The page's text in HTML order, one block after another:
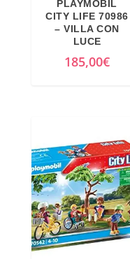
PLAYMOBIL
CITY LIFE 70986
– VILLA CON
LUCE
185,00€